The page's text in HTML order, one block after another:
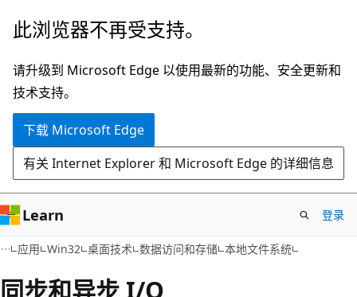
跳
主
要
内
此浏览器不再受支持。
请升级到 Microsoft Edge 以使用最新的功能、安全更新和
技术支持。
下载 Microsoft Edge
有关 Internet Explorer 和 Microsoft Edge 的详细信息
Learn 登录
应用 Win32 桌面技术 数据访问和存储 本地文件系统
同步和异步 I/O